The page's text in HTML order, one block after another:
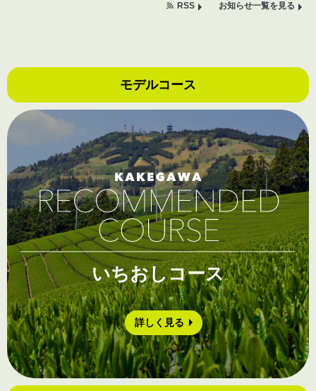
お知らせ一覧を見る
RSS
モデルコース
いちおしコース
詳しく見る